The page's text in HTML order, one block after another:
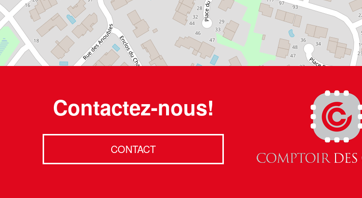
Contactez-nous!
CONTACT